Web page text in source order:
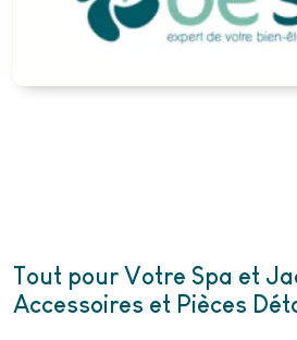
Tout pour Votre Spa et
Accessoires et Pièces